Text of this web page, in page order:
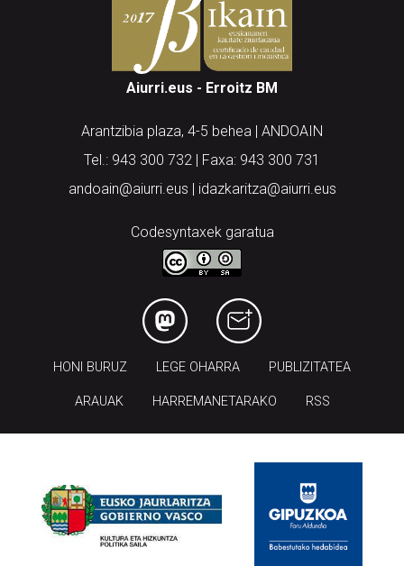
Aiurri.eus - Erroitz BM
Arantzibia plaza, 4-5 behea | ANDOAIN
Tel.: 943 300 732 | Faxa: 943 300 731
andoain@aiurri.eus | idazkaritza@aiurri.eus
Codesyntaxek garatua
HONI BURUZ LEGE OHARRA PUBLIZITATEA
ARAUAK HARREMANETARAKO RSS